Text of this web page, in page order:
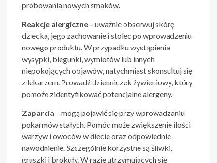
próbowania nowych smaków.
Reakcje alergiczne – uważnie obserwuj skórę
dziecka, jego zachowanie i stolec po wprowadzeniu
nowego produktu. W przypadku wystąpienia
wysypki, biegunki, wymiotów lub innych
niepokojących objawów, natychmiast skonsultuj się
z lekarzem. Prowadź dzienniczek żywieniowy, który
pomoże zidentyfikować potencjalne alergeny.
Zaparcia – mogą pojawić się przy wprowadzaniu
pokarmów stałych. Pomóc może zwiększenie ilości
warzyw i owoców w diecie oraz odpowiednie
nawodnienie. Szczególnie korzystne są śliwki,
gruszki i brokuły. W razie utrzymujących się